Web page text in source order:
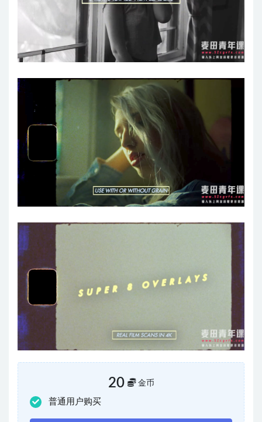
20 金币
普通用户购买